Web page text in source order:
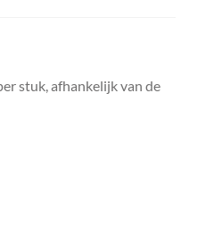
stuk, afhankelijk van de